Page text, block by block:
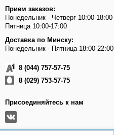
Прием заказов:
Понедельник - Четверг 10:00-18:00
Пятница 10:00-17:00
Доставка по Минску:
Понедельник - Пятница 18:00-22:00
8 (044) 757-57-75
8 (029) 753-57-75
Присоединяйтесь к нам